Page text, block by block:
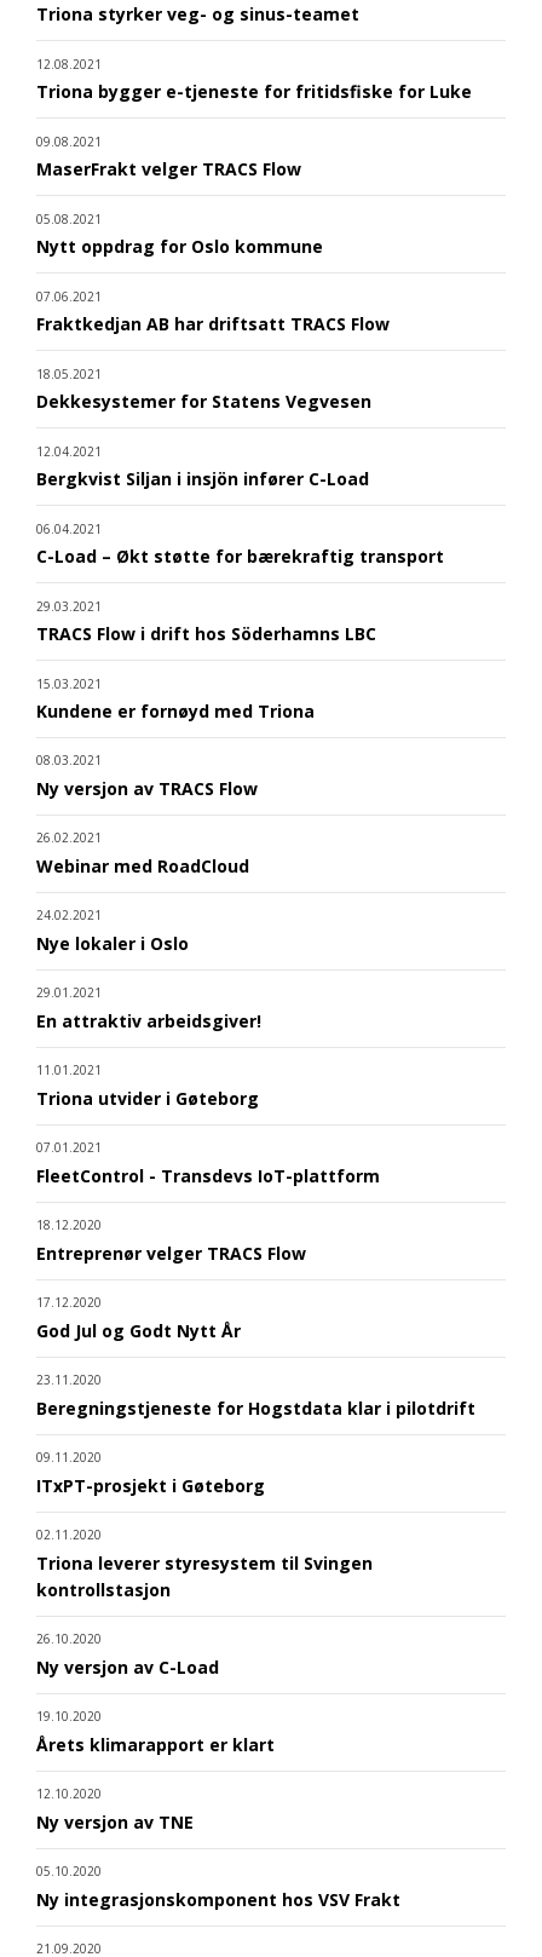
Triona styrker veg- og sinus-teamet
12.08.2021
Triona bygger e-tjeneste for fritidsfiske for Luke
09.08.2021
MaserFrakt velger TRACS Flow
05.08.2021
Nytt oppdrag for Oslo kommune
07.06.2021
Fraktkedjan AB har driftsatt TRACS Flow
18.05.2021
Dekkesystemer for Statens Vegvesen
12.04.2021
Bergkvist Siljan i insjön infører C-Load
06.04.2021
C-Load – Økt støtte for bærekraftig transport
29.03.2021
TRACS Flow i drift hos Söderhamns LBC
15.03.2021
Kundene er fornøyd med Triona
08.03.2021
Ny versjon av TRACS Flow
26.02.2021
Webinar med RoadCloud
24.02.2021
Nye lokaler i Oslo
29.01.2021
En attraktiv arbeidsgiver!
11.01.2021
Triona utvider i Gøteborg
07.01.2021
FleetControl - Transdevs IoT-plattform
18.12.2020
Entreprenør velger TRACS Flow
17.12.2020
God Jul og Godt Nytt År
23.11.2020
Beregningstjeneste for Hogstdata klar i pilotdrift
09.11.2020
ITxPT-prosjekt i Gøteborg
02.11.2020
Triona leverer styresystem til Svingen
kontrollstasjon
26.10.2020
Ny versjon av C-Load
19.10.2020
Årets klimarapport er klart
12.10.2020
Ny versjon av TNE
05.10.2020
Ny integrasjonskomponent hos VSV Frakt
21.09.2020